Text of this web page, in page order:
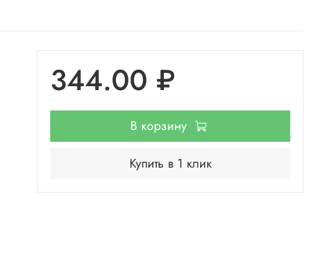
344.00 ₽
В корзину
Купить в 1 клик